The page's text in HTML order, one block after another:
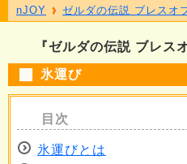
『ゼルダの伝説 ブレス
氷運び
氷運びとは
nJOY ゼルダの伝説 ブレスオ